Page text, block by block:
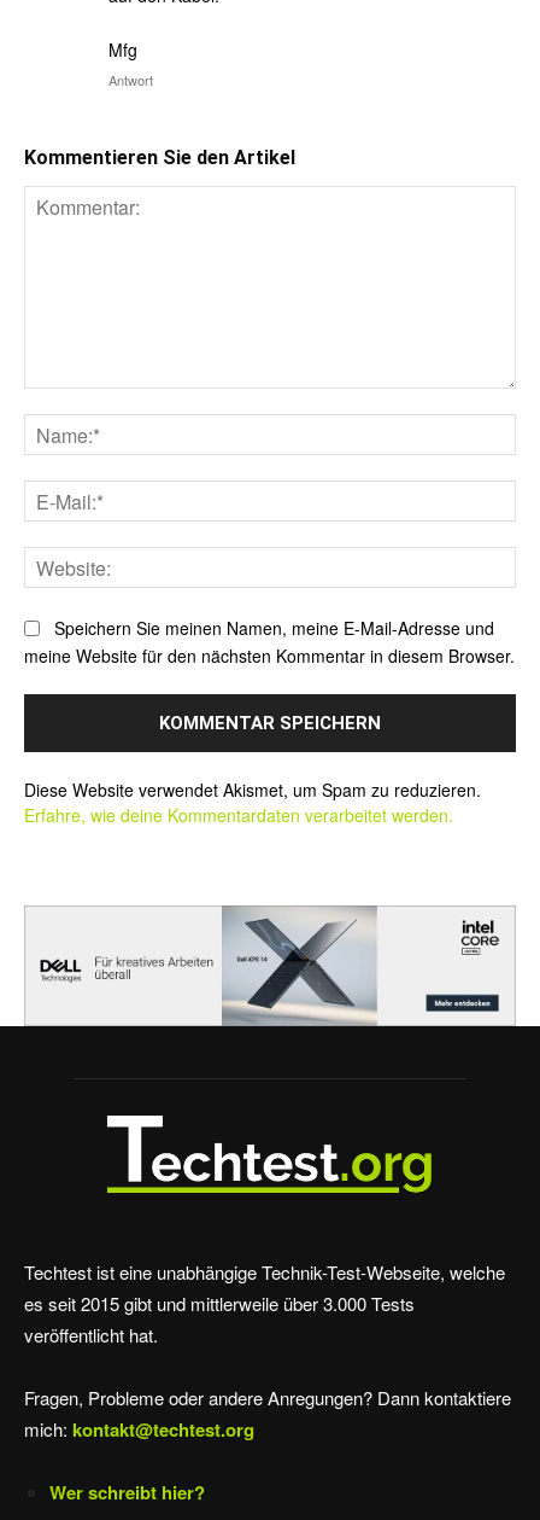
Mfg
Antwort
Kommentieren Sie den Artikel
Speichern Sie meinen Namen, meine E-Mail-Adresse und
meine Website für den nächsten Kommentar in diesem Browser.
Diese Website verwendet Akismet, um Spam zu reduzieren.
Erfahre, wie deine Kommentardaten verarbeitet werden.
Techtest ist eine unabhängige Technik-Test-Webseite, welche
es seit 2015 gibt und mittlerweile über 3.000 Tests
veröffentlicht hat.
Fragen, Probleme oder andere Anregungen? Dann kontaktiere
mich: kontakt@techtest.org
Wer schreibt hier?